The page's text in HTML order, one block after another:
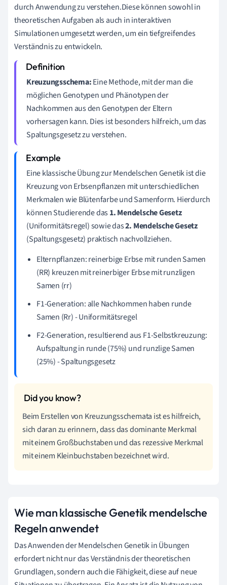
durch Anwendung zu verstehen.Diese können sowohl in
theoretischen Aufgaben als auch in interaktiven
Simulationen umgesetzt werden, um ein tiefgreifendes
Verständnis zu entwickeln.
Kreuzungsschema:Eine Methode, mit der man die
möglichen Genotypen und Phänotypen der
Nachkommen aus den Genotypen der Eltern
vorhersagen kann. Dies ist besonders hilfreich, um das
Spaltungsgesetz zu verstehen.
Eine klassische Übung zur Mendelschen Genetik ist die
Kreuzung von Erbsenpflanzen mit unterschiedlichen
Merkmalen wie Blütenfarbe und Samenform. Hierdurch
können Studierende das1. Mendelsche Gesetz
(Uniformitätsregel) sowie das2. Mendelsche Gesetz
(Spaltungsgesetz) praktisch nachvollziehen.
Elternpflanzen: reinerbige Erbse mit runden Samen
(RR) kreuzen mit reinerbiger Erbse mit runzligen
Samen (rr)
F1-Generation: alle Nachkommen haben runde
Samen (Rr) - Uniformitätsregel
F2-Generation, resultierend aus F1-Selbstkreuzung:
Aufspaltung in runde (75%) und runzlige Samen
(25%) - Spaltungsgesetz
Beim Erstellen von Kreuzungsschemata ist es hilfreich,
sich daran zu erinnern, dass das dominante Merkmal
mit einem Großbuchstaben und das rezessive Merkmal
mit einem Kleinbuchstaben bezeichnet wird.
Wie man klassische Genetik mendelsche
Regeln anwendet
Das Anwenden der Mendelschen Genetik in Übungen
erfordert nicht nur das Verständnis der theoretischen
Grundlagen, sondern auch die Fähigkeit, diese auf neue